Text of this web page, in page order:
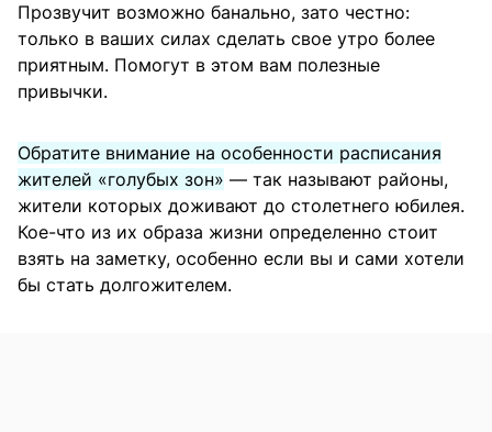
Прозвучит возможно банально, зато честно:
только в ваших силах сделать свое утро более
приятным. Помогут в этом вам полезные
привычки.
Обратите внимание на особенности расписания
жителей «голубых зон» — так называют районы,
жители которых доживают до столетнего юбилея.
Кое-что из их образа жизни определенно стоит
взять на заметку, особенно если вы и сами хотели
бы стать долгожителем.